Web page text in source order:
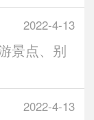
2022-4-13
景点、别
2022-4-13